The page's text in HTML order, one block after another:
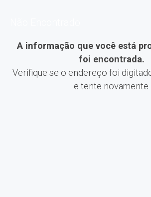
A informação que você está
foi encontrada.
Verifique se o endereço foi
e tente novamente.